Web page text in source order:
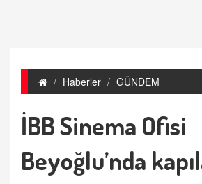
Haberler GÜNDEM
İBB Sinema Ofisi
Beyoğlu’nda